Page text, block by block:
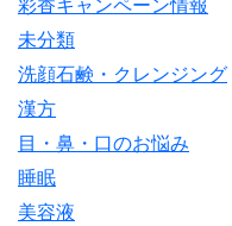
彩香キャンペーン情報
未分類
洗顔石鹸・クレンジング
漢方
目・鼻・口のお悩み
睡眠
美容液